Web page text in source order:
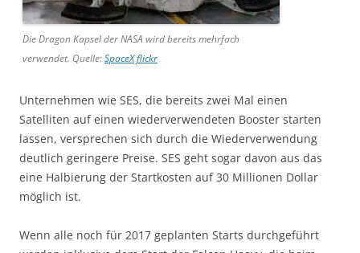
Die Dragon Kapsel der NASA wird bereits mehrfach
verwendet. Quelle:SpaceX flickr
Unternehmen wie SES, die bereits zwei Mal einen
Satelliten auf einen wiederverwendeten Booster starten
lassen, versprechen sich durch die Wiederverwendung
deutlich geringere Preise. SES geht sogar davon aus das
eine Halbierung der Startkosten auf 30 Millionen Dollar
möglich ist.
Wenn alle noch für 2017 geplanten Starts durchgeführt